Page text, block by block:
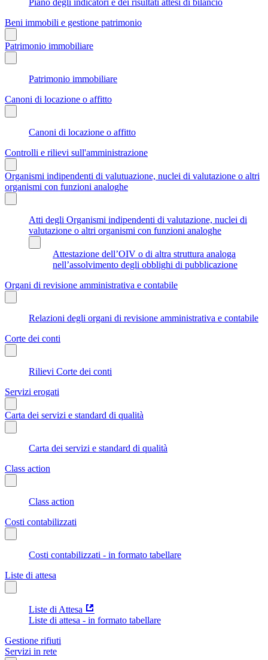
Beni immobili e gestione patrimonio
Patrimonio immobiliare
Patrimonio immobiliare
Canoni di locazione o affitto
Canoni di locazione o affitto
Controlli e rilievi sull'amministrazione
Organismi indipendenti di valutuazione, nuclei di valutazione o altri
organismi con funzioni analoghe
Atti degli Organismi indipendenti di valutazione, nuclei di
valutazione o altri organismi con funzioni analoghe
Attestazione dell’OIV o di altra struttura analoga
nell’assolvimento degli obblighi di pubblicazione
Organi di revisione amministrativa e contabile
Relazioni degli organi di revisione amministrativa e contabile
Corte dei conti
Rilievi Corte dei conti
Servizi erogati
Carta dei servizi e standard di qualità
Carta dei servizi e standard di qualità
Class action
Class action
Costi contabilizzati
Costi contabilizzati - in formato tabellare
Liste di attesa
Liste di Attesa
Liste di attesa - in formato tabellare
Gestione rifiuti
Servizi in rete